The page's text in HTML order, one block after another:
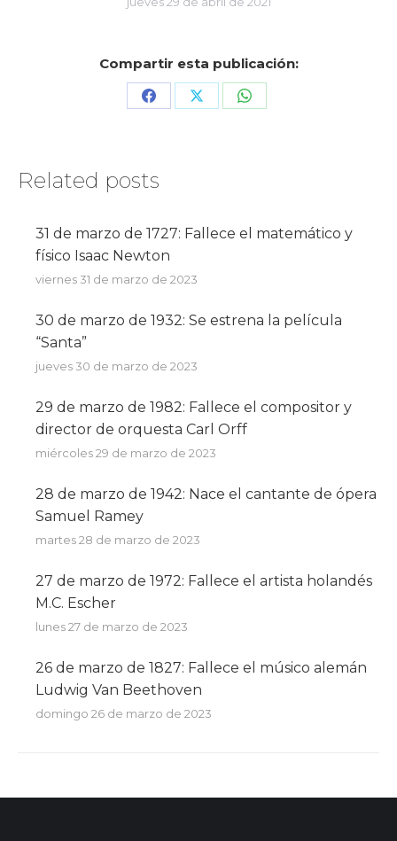
Compartir esta publicación:
Share Share Share
Related posts
31 de marzo de 1727: Fallece el matemático y
físico Isaac Newton
viernes 31 de marzo de 2023
30 de marzo de 1932: Se estrena la película
“Santa”
jueves 30 de marzo de 2023
29 de marzo de 1982: Fallece el compositor y
director de orquesta Carl Orff
miércoles 29 de marzo de 2023
28 de marzo de 1942: Nace el cantante de ópera
Samuel Ramey
martes 28 de marzo de 2023
27 de marzo de 1972: Fallece el artista holandés
M.C. Escher
lunes 27 de marzo de 2023
26 de marzo de 1827: Fallece el músico alemán
Ludwig Van Beethoven
domingo 26 de marzo de 2023